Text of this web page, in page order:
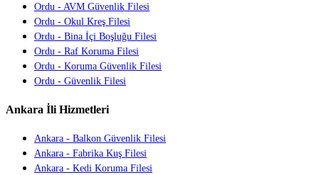
Ordu - AVM Güvenlik Filesi
Ordu - Okul Kreş Filesi
Ordu - Bina İçi Boşluğu Filesi
Ordu - Raf Koruma Filesi
Ordu - Koruma Güvenlik Filesi
Ordu - Güvenlik Filesi
Ankara İli Hizmetleri
Ankara - Balkon Güvenlik Filesi
Ankara - Fabrika Kuş Filesi
Ankara - Kedi Koruma Filesi